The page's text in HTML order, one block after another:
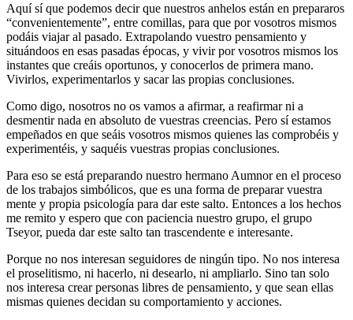
Aquí sí que podemos decir que nuestros anhelos están en prepararos
“convenientemente”, entre comillas, para que por vosotros mismos
podáis viajar al pasado. Extrapolando vuestro pensamiento y
situándoos en esas pasadas épocas, y vivir por vosotros mismos los
instantes que creáis oportunos, y conocerlos de primera mano.
Vivirlos, experimentarlos y sacar las propias conclusiones.
Como digo, nosotros no os vamos a afirmar, a reafirmar ni a
desmentir nada en absoluto de vuestras creencias. Pero sí estamos
empeñados en que seáis vosotros mismos quienes las comprobéis y
experimentéis, y saquéis vuestras propias conclusiones.
Para eso se está preparando nuestro hermano Aumnor en el proceso
de los trabajos simbólicos, que es una forma de preparar vuestra
mente y propia psicología para dar este salto. Entonces a los hechos
me remito y espero que con paciencia nuestro grupo, el grupo
Tseyor, pueda dar este salto tan trascendente e interesante.
Porque no nos interesan seguidores de ningún tipo. No nos interesa
el proselitismo, ni hacerlo, ni desearlo, ni ampliarlo. Sino tan solo
nos interesa crear personas libres de pensamiento, y que sean ellas
mismas quienes decidan su comportamiento y acciones.